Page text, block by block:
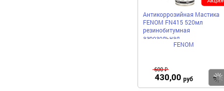
Антикоррозийная Мастика
FENOM FN415 520мл
резинобитумная
аэрозольная
FENOM
600 ₽
430,00 руб